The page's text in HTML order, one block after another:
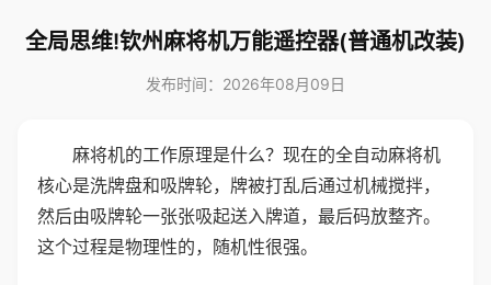
全局思维!钦州麻将机万能遥控器(普通机改装)
发布时间：2026年08月09日
麻将机的工作原理是什么？现在的全自动麻将机
核心是洗牌盘和吸牌轮，牌被打乱后通过机械搅拌，
然后由吸牌轮一张张吸起送入牌道，最后码放整齐。
这个过程是物理性的，随机性很强。